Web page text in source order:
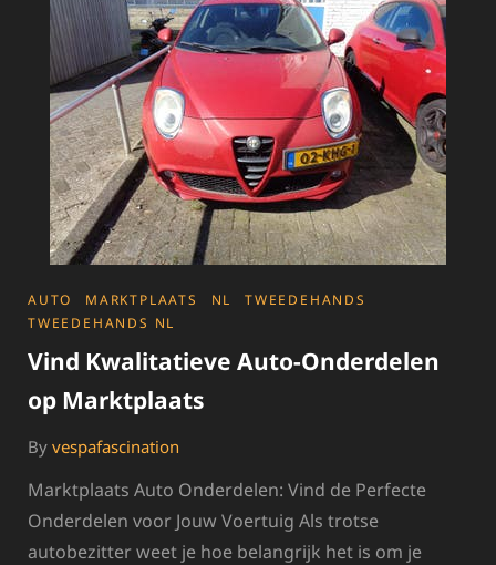
CATEGORIES
AUTO MARKTPLAATS NL
TWEEDEHANDS
TWEEDEHANDS NL
Vind Kwalitatieve Auto-Onderdelen
op Marktplaats
By vespafascination
Marktplaats Auto Onderdelen: Vind de Perfecte
Onderdelen voor Jouw Voertuig Als trotse
autobezitter weet je hoe belangrijk het is om je